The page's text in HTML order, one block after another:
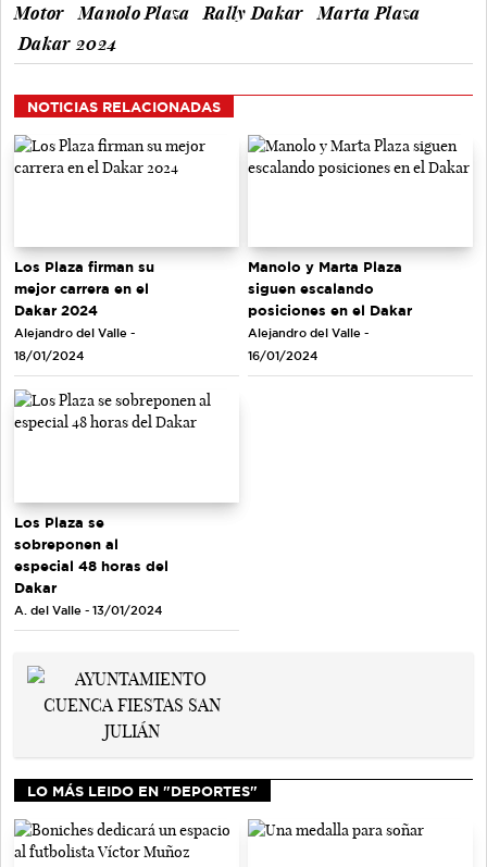
Motor
Manolo Plaza Rally Dakar
Marta Plaza
Dakar 2024
NOTICIAS RELACIONADAS
Los Plaza firman su
mejor carrera en el
Dakar 2024
Alejandro del Valle -
18/01/2024
Manolo y Marta Plaza
siguen escalando
posiciones en el Dakar
Alejandro del Valle -
16/01/2024
Los Plaza se
sobreponen al
especial 48 horas del
Dakar
A. del Valle - 13/01/2024
LO MÁS LEIDO EN "DEPORTES"